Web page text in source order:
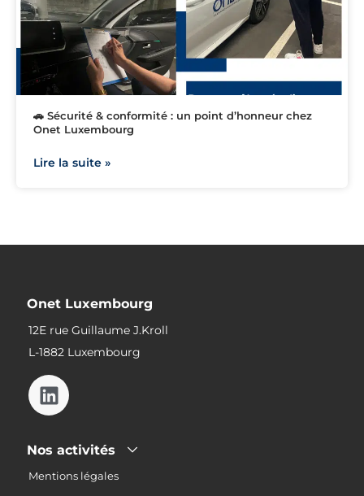
🚗 Sécurité & conformité : un point d’honneur chez
Onet Luxembourg
Lire la suite »
Onet Luxembourg
12E rue Guillaume J.Kroll
L-1882 Luxembourg
Nos activités
Mentions légales